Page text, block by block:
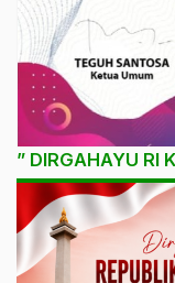
” DIRGAHAYU RI